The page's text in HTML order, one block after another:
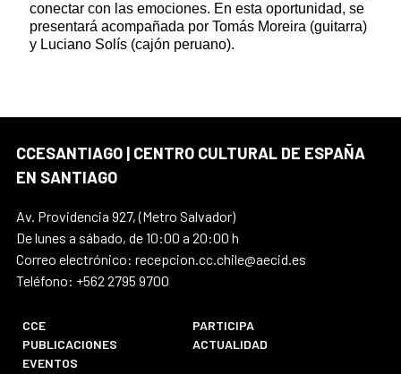
conectar con las emociones. En esta oportunidad, se
presentará acompañada por Tomás Moreira (guitarra)
y Luciano Solís (cajón peruano).
CCESANTIAGO | CENTRO CULTURAL DE ESPAÑA
EN SANTIAGO
Av. Providencia 927, (Metro Salvador)
De lunes a sábado, de 10:00 a 20:00 h
Correo electrónico: recepcion.cc.chile@aecid.es
Teléfono: +562 2795 9700
CCE
PARTICIPA
PUBLICACIONES
ACTUALIDAD
EVENTOS